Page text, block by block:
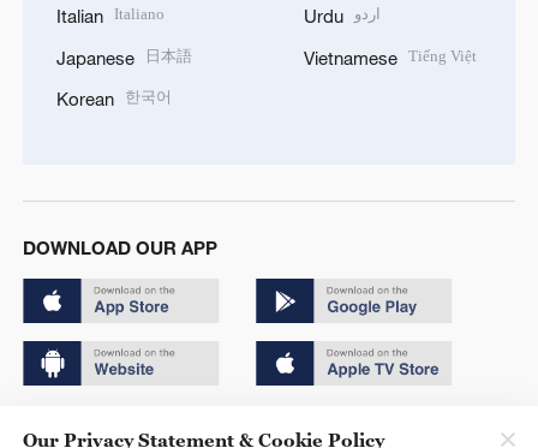
Italian Italiano
Japanese 日本語
Korean 한국어
Urdu اردو
Vietnamese Tiếng Việt
DOWNLOAD OUR APP
Our Privacy Statement & Cookie Policy